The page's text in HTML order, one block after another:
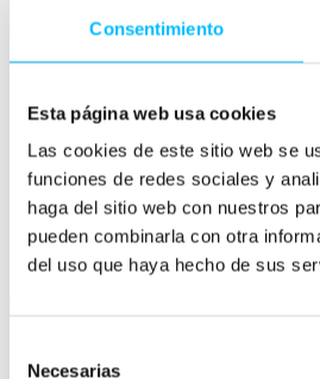
Consentimiento
Esta página web usa cookies
Las cookies de este sitio web se
funciones de redes sociales y
haga del sitio web con nuestros
pueden combinarla con otra
del uso que haya hecho de sus
Necesarias